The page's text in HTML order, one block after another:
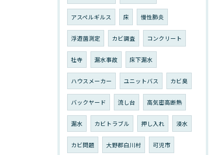
アスペルギルス 床 慢性肺炎
浮遊菌測定 カビ調査 コンクリート
社寺 漏水事故 床下漏水
ハウスメーカー ユニットバス カビ臭
バックヤード 流し台 高気密高断熱
漏水 カビトラブル 押し入れ 浸水
カビ問題 大野郡白川村 可児市